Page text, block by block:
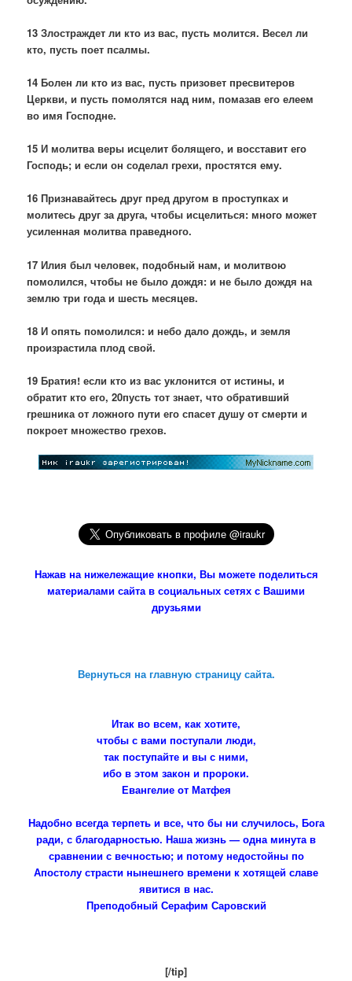
13 Злостраждет ли кто из вас, пусть молится. Весел ли
кто, пусть поет псалмы.
14 Болен ли кто из вас, пусть призовет пресвитеров
Церкви, и пусть помолятся над ним, помазав его елеем
во имя Господне.
15 И молитва веры исцелит болящего, и восставит его
Господь; и если он соделал грехи, простятся ему.
16 Признавайтесь друг пред другом в проступках и
молитесь друг за друга, чтобы исцелиться: много может
усиленная молитва праведного.
17 Илия был человек, подобный нам, и молитвою
помолился, чтобы не было дождя: и не было дождя на
землю три года и шесть месяцев.
18 И опять помолился: и небо дало дождь, и земля
произрастила плод свой.
19 Братия! если кто из вас уклонится от истины, и
обратит кто его, 20пусть тот знает, что обративший
грешника от ложного пути его спасет душу от смерти и
покроет множество грехов.
Нажав на нижележащие кнопки, Вы можете поделиться
материалами сайта в социальных сетях с Вашими
друзьями
Вернуться на главную страницу сайта.
Итак во всем, как хотите,
чтобы с вами поступали люди,
так поступайте и вы с ними,
ибо в этом закон и пророки.
Евангелие от Матфея
Надобно всегда терпеть и все, что бы ни случилось, Бога
ради, с благодарностью. Наша жизнь — одна минута в
сравнении с вечностью; и потому недостойны по
Апостолу страсти нынешнего времени к хотящей славе
явитися в нас.
Преподобный Серафим Саровский
[/tip]